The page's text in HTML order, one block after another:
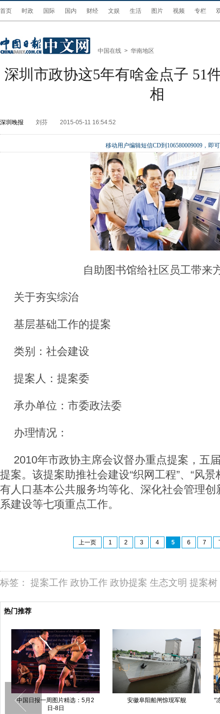
首页 时政 国际 国内 财经 文娱 生活 图片 视频 专栏
中国在线 > 华南地区
深圳市政协这5年有啥金点子 51
相
深圳晚报 刘芬 2015-05-11 16:54:52
移动用户编辑短信CD到106580009009，即
自助图书馆给社区员工带来
关于夯实综治
基层基础工作的提案
类别：社会建设
提案人：提案委
承办单位：市委政法委
办理情况：
2010年市政协主席会议督办重点提案，五
提案。该提案助推社会建设“织网工程”、“风
有人口基本公共服务均等化、深化社会管理
系建设等七项重点工作。
上一页 1 2 3 4 5 6 7
标签： 提案工作 政协工作 政协提案 生态文明 提案树
热门推荐
中国日报一周图片精选：5月2
日-8日
安徽阜阳船闸惊现军舰 “